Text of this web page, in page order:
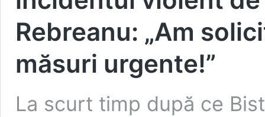
Rebreanu: „Am
măsuri urgente!”
La scurt timp după ce